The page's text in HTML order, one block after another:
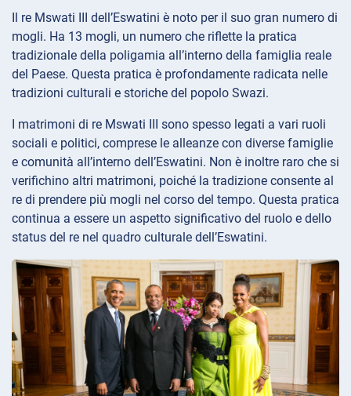
Il re Mswati III dell’Eswatini è noto per il suo gran numero di
mogli. Ha 13 mogli, un numero che riflette la pratica
tradizionale della poligamia all’interno della famiglia reale
del Paese. Questa pratica è profondamente radicata nelle
tradizioni culturali e storiche del popolo Swazi.
I matrimoni di re Mswati III sono spesso legati a vari ruoli
sociali e politici, comprese le alleanze con diverse famiglie
e comunità all’interno dell’Eswatini. Non è inoltre raro che si
verifichino altri matrimoni, poiché la tradizione consente al
re di prendere più mogli nel corso del tempo. Questa pratica
continua a essere un aspetto significativo del ruolo e dello
status del re nel quadro culturale dell’Eswatini.